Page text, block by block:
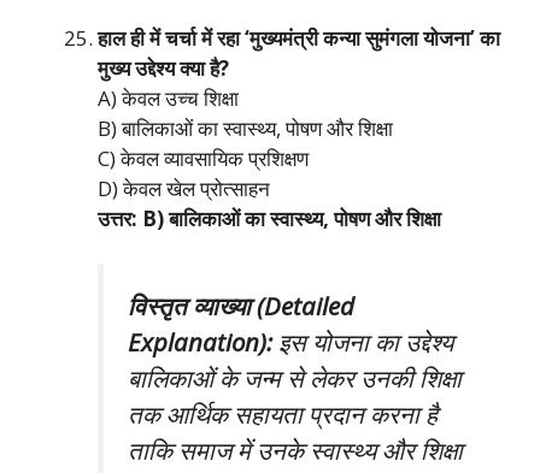
हाल ही में चर्चा में रहा ‘मुख्यमंत्री कन्या सुमंगला योजना’ का
मुख्य उद्देश्य क्या है?
A) केवल उच्च शिक्षा
B) बालिकाओं का स्वास्थ्य, पोषण और शिक्षा
C) केवल व्यावसायिक प्रशिक्षण
D) केवल खेल प्रोत्साहन
उत्तर: B) बालिकाओं का स्वास्थ्य, पोषण और शिक्षा
विस्तृत व्याख्या (Detailed
Explanation):इस योजना का उद्देश्य
बालिकाओं के जन्म से लेकर उनकी शिक्षा
तक आर्थिक सहायता प्रदान करना है
ताकि समाज में उनके स्वास्थ्य और शिक्षा